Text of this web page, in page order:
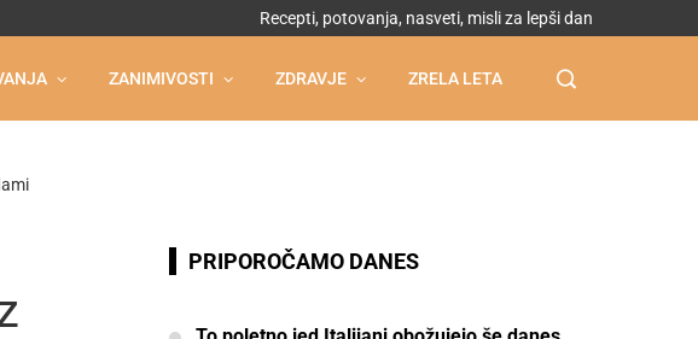
Recepti, potovanja, nasveti, misli za lepši dan
ZANIMIVOSTI ZDRAVJE ZRELA LETA
PRIPOROČAMO DANES